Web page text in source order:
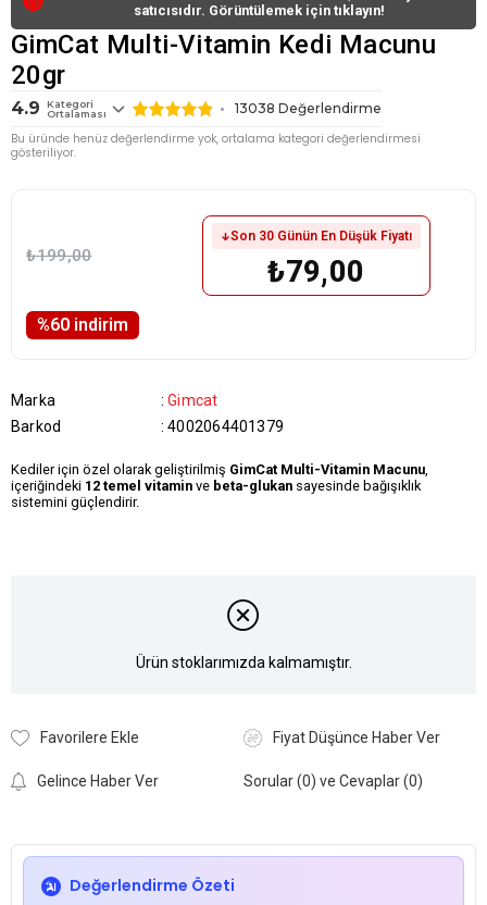
satıcısıdır. Görüntülemek için tıklayın!
GimCat Multi-Vitamin Kedi Macunu
20gr
4.9
Kategori
Ortalaması
13038 Değerlendirme
Bu üründe henüz değerlendirme yok, ortalama kategori değerlendirmesi
gösteriliyor.
%60 i̇ndirim
₺199,00
Son 30 Günün En Düşük Fiyatı
₺79,00
Marka : Gimcat
Barkod
: 4002064401379
Kediler için özel olarak geliştirilmiş GimCat Multi-Vitamin Macunu
içeriğindeki 12 temel vitamin ve beta-glukan sayesinde bağışıklık
sistemini güçlendirir.
Ürün stoklarımızda kalmamıştır.
Favorilere Ekle Fiyat Düşünce Haber Ver
Gelince Haber Ver Sorular (0) ve Cevaplar (0)
Değerlendirme Özeti